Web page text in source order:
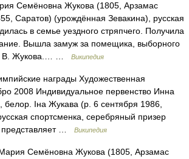
Семёновна Жукова (1805, Арзамас
Саратов) (урождённая Зевакина), русская
в семье уездного стряпчего. Получила
Вышла замуж за помещика, выборного
В. Жукова.… …
Википедия
награды Художественная
2008 Индивидуальное первенство Инна
Іна Жукава (р. 6 сентября 1986,
спортсменка, серебряный призер
представляет …
Википедия
Семёновна Жукова (1805, Арзамас